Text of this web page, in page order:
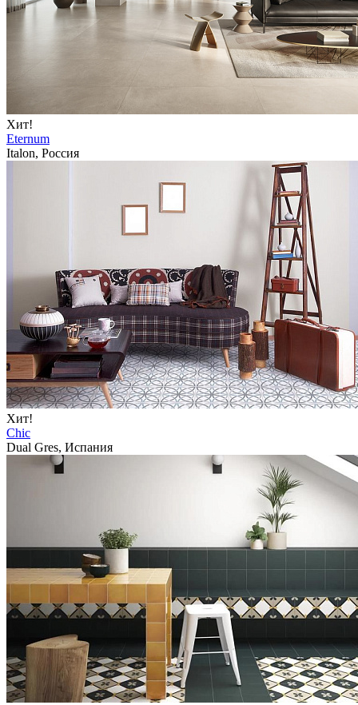
Хит!
Eternum
Italon, Россия
Хит!
Chic
Dual Gres, Испания